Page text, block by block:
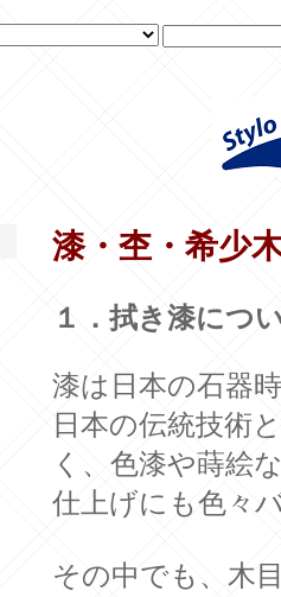
漆・杢・希少
１．拭き漆につ
漆は日本の石器
日本の伝統技術
く、色漆や蒔絵
仕上げにも色々
その中でも、木